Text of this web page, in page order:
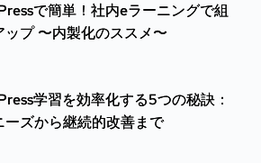
で簡単！社内eラーニングで組
ップ 〜内製化のススメ〜
学習を効率化する5つの秘訣：
ーズから継続的改善まで